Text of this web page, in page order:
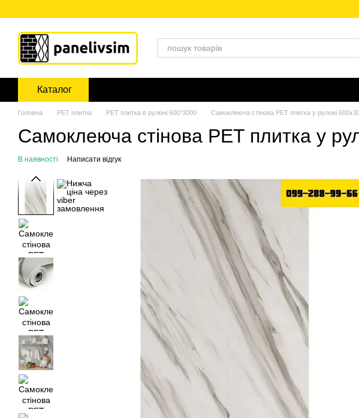
Каталог
Головна PЕT плитка PET плитка в рулоні 600*3000 Самоклеюча стінова PET плитка у рулоні
Самоклеюча стінова PET плитка у
В наявності Написати відгук